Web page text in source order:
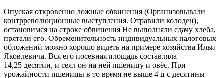
Опуская откровенно ложные обвинения (Организовывали
контрреволюционные выступления. Отравили колодец),
остановимся на строке обвинения Не выполняли сдачу хлеба,
прятали его. Обременительность индивидуальных налоговых
обложений можно хорошо видеть на примере хозяйства Ильи
Яковлевича. Вся его посевная площадь составляла
14,25 десятин, и сеял он на ней пшеницу и овёс. При
урожайности пшеницы в то время не выше 4 ц с десятины